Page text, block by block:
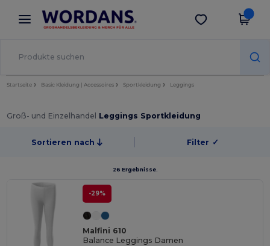
× Wordans App
Bessere Preise in der App!
App holen
Startseite Basic Kleidung | Accessoires Sportkleidung Leggings
Groß- und Einzelhandel Leggings Sportkleidung
Sortieren nach Filter ✓
26 Ergebnisse.
-29%
Malfini 610
Balance Leggings Damen